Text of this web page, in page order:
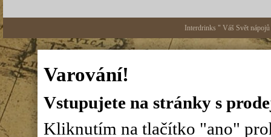
Interdrinks " Váš Svět
Varování!
Vstupujete na stránky s
Kliknutím na tlačítko "ano"